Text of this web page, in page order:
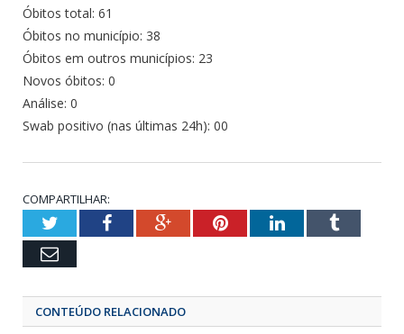
Óbitos total: 61
Óbitos no município: 38
Óbitos em outros municípios: 23
Novos óbitos: 0
Análise: 0
Swab positivo (nas últimas 24h): 00
COMPARTILHAR:
TwitterFacebookGoogle+Pinterest
LinkedIn
Email
CONTEÚDO RELACIONADO